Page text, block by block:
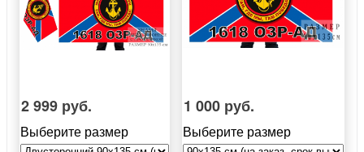
2 999 руб.
Выберите размер
1 000 руб.
Выберите размер